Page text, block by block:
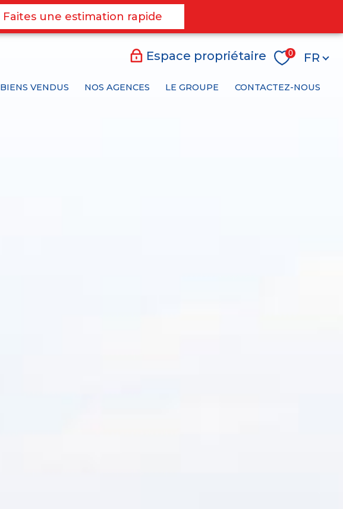
Espace propriétaire
Faites une estimation rapide
0 FR
BIENS VENDUS NOS AGENCES LE GROUPE CONTACTEZ-NOUS